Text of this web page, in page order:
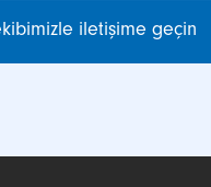
iletişime geçin